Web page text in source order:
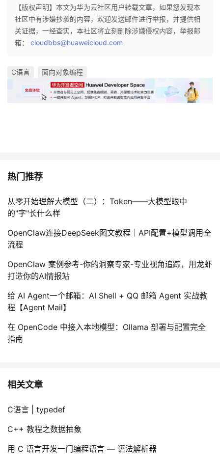
【版权声明】本文为华为云社区用户转载文章，如果您发现本
社区中有涉嫌抄袭的内容，欢迎发送邮件进行举报，并提供相
关证据，一经查实，本社区将立刻删除涉嫌侵权内容，举报邮
箱： cloudbbs@huaweicloud.com
C语言 面向对象编程
热门推荐
从零开始理解大模型（二）：Token——大模型眼中
的"字"长什么样
OpenClaw连接DeepSeek图文教程｜API配置+模型调用全
流程
OpenClaw 案例参考-你的洞察专家-专业视角追踪，用龙虾
打造你的AI情报站
给 AI Agent一个邮箱：AI Shell + QQ 邮箱 Agent 实战教
程【Agent Mail】
在 OpenCode 中接入本地模型：Ollama 部署与配置完全
指南
相关文章
C语言 | typedef
C++ 教程之数据抽象
用 C 语言开发一门编程语言 — 语法解析器